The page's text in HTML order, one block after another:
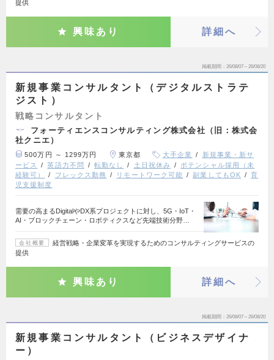
提供
興味あり 詳細へ
掲載期間 26/08/07～26/08/20
新規事業コンサルタント（デジタルストラテ
ジスト）
戦略コンサルタント
フォーティエンスコンサルティング株式会社（旧：株式会
社クニエ）
500万円 ～ 1299万円 東京都 大手企業
新規事業・新サ
ービス
英語力不問 転勤なし 土日祝休み
ポテンシャル採用（未
経験可）
フレックス勤務 リモートワーク可能 副業してもOK
育
児支援制度
需要の高まるDigitalやDX系プロジェクトに対し、5G・IoT・
AI・ブロックチェーン・ロボティクスなど先端技術分野…
会社概要
経営戦略・企業変革を実現するためのコンサルティングサービスの
提供
興味あり 詳細へ
掲載期間 26/08/07～26/08/20
新規事業コンサルタント（ビジネスデザイナ
ー）